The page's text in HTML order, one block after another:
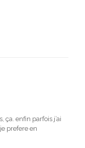
ça. enfin parfois j’ai
prefere en